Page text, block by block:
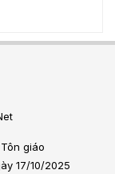
giáo
17/10/2025